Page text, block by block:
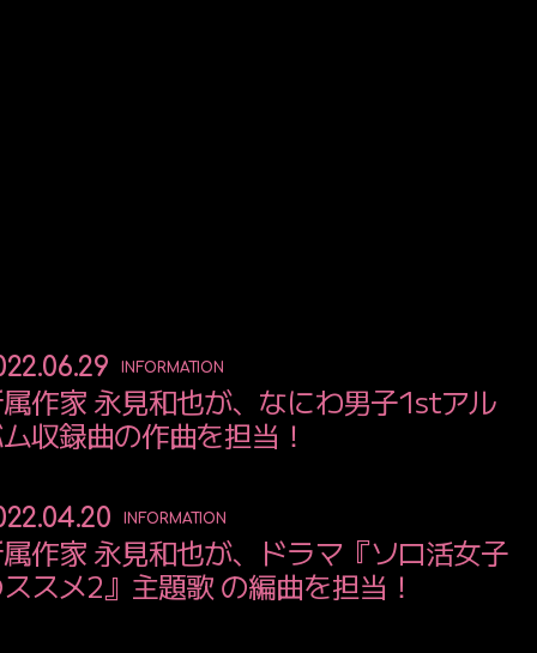
INFORMATION
作家 永見和也が、なにわ男子1stアル
収録曲の作曲を担当！
INFORMATION
作家 永見和也が、ドラマ『ソロ活女子
スメ2』主題歌 の編曲を担当！